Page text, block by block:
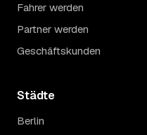
Fahrer werden
Partner werden
Geschäftskunden
Städte
Berlin